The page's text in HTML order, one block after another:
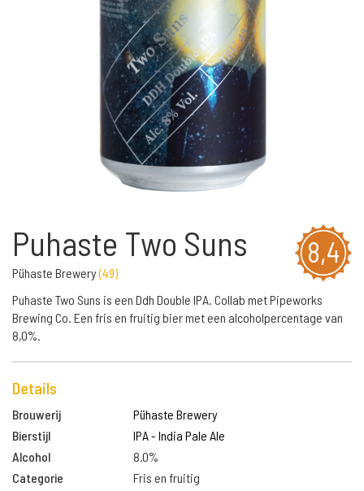
8,4
Puhaste Two Suns
Pühaste Brewery(49)
Puhaste Two Suns is een Ddh Double IPA. Collab met Pipeworks
Brewing Co. Een fris en fruitig bier met een alcoholpercentage van
8,0%.
Details
Brouwerij
Pühaste Brewery
Bierstijl
IPA - India Pale Ale
Alcohol
8.0%
Categorie
Fris en fruitig